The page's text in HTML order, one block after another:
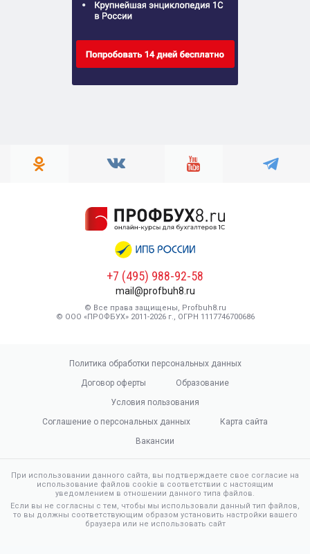
+7 (495) 988-92-58
mail@profbuh8.ru
© Все права защищены, Profbuh8.ru
© ООО «ПРОФБУХ» 2011-2026 г., ОГРН 1117746700686
Политика обработки персональных данных
Договор оферты
Образование
Условия пользования
Соглашение о персональных данных
Карта сайта
Вакансии
При использовании данного сайта, вы подтверждаете свое согласие на
использование файлов cookie в соответствии с настоящим
уведомлением в отношении данного типа файлов.
Если вы не согласны с тем, чтобы мы использовали данный тип файлов,
то вы должны соответствующим образом установить настройки вашего
браузера или не использовать сайт